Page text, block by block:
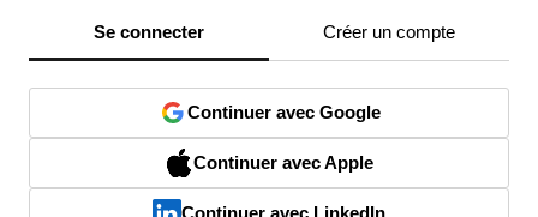
Se connecter Créer un compte
Continuer avec Google
Continuer avec Apple
Continuer avec LinkedIn